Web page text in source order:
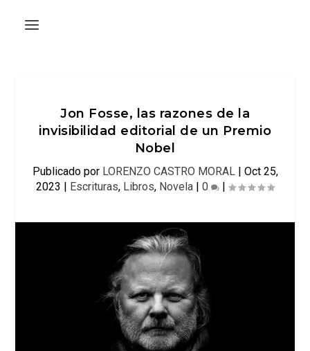
Jon Fosse, las razones de la
invisibilidad editorial de un Premio
Nobel
Publicado por LORENZO CASTRO MORAL| Oct 25,
2023 | Escrituras, Libros, Novela | 0 |